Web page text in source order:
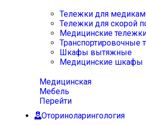
Тележки для
Тележки для скорой
Медицинские
Транспортировочные
Шкафы вытяжные
Медицинские шкафы
Медицинская
Мебель
Перейти
Оториноларингология